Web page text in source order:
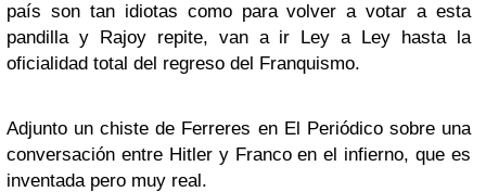
país son tan idiotas como para volver a votar a esta
pandilla y Rajoy repite, van a ir Ley a Ley hasta la
oficialidad total del regreso del Franquismo.
Adjunto un chiste de Ferreres en El Periódico sobre una
conversación entre Hitler y Franco en el infierno, que es
inventada pero muy real.